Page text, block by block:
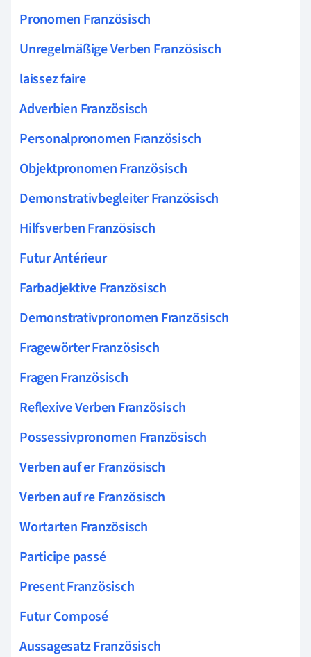
Pronomen Französisch
Unregelmäßige Verben Französisch
laissez faire
Adverbien Französisch
Personalpronomen Französisch
Objektpronomen Französisch
Demonstrativbegleiter Französisch
Hilfsverben Französisch
Futur Antérieur
Farbadjektive Französisch
Demonstrativpronomen Französisch
Fragewörter Französisch
Fragen Französisch
Reflexive Verben Französisch
Possessivpronomen Französisch
Verben auf er Französisch
Verben auf re Französisch
Wortarten Französisch
Participe passé
Present Französisch
Futur Composé
Aussagesatz Französisch